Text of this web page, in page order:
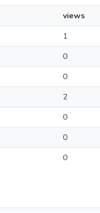
views
1
0
0
2
0
0
0